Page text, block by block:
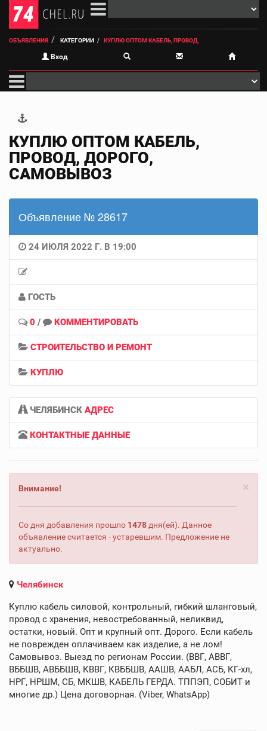
ОБЪЯВЛЕНИЯ КАТЕГОРИИ КУПЛЮ ОПТОМ КАБЕЛЬ, ПРОВОД,
Вход
КУПЛЮ ОПТОМ КАБЕЛЬ,
ПРОВОД, ДОРОГО,
САМОВЫВОЗ
Объявление № 28617
24 ИЮЛЯ 2022 Г. В 19:00
ГОСТЬ
0 / КОММЕНТИРОВАТЬ
СТРОИТЕЛЬСТВО И РЕМОНТ
КУПЛЮ
ЧЕЛЯБИНСК АДРЕС
КОНТАКТНЫЕ ДАННЫЕ
×
Внимание!
Со дня добавления прошло 1478 дня(ей). Данное
объявление считается - устаревшим. Предложение не
актуально.
Челябинск
Куплю кабель силовой, контрольный, гибкий шланговый,
провод с хранения, невостребованный, неликвид,
остатки, новый. Опт и крупный опт. Дорого. Если кабель
не поврежден оплачиваем как изделие, а не лом!
Самовывоз. Выезд по регионам России. (ВВГ, АВВГ,
ВББШВ, АВББШВ, КВВГ, КВББШВ, ААШВ, ААБЛ, АСБ, КГ-хл,
НРГ, НРШМ, СБ, МКШВ, КАБЕЛЬ ГЕРДА. ТППЭП, СОБИТ и
многие др.) Цена договорная. (Viber, WhatsApp)